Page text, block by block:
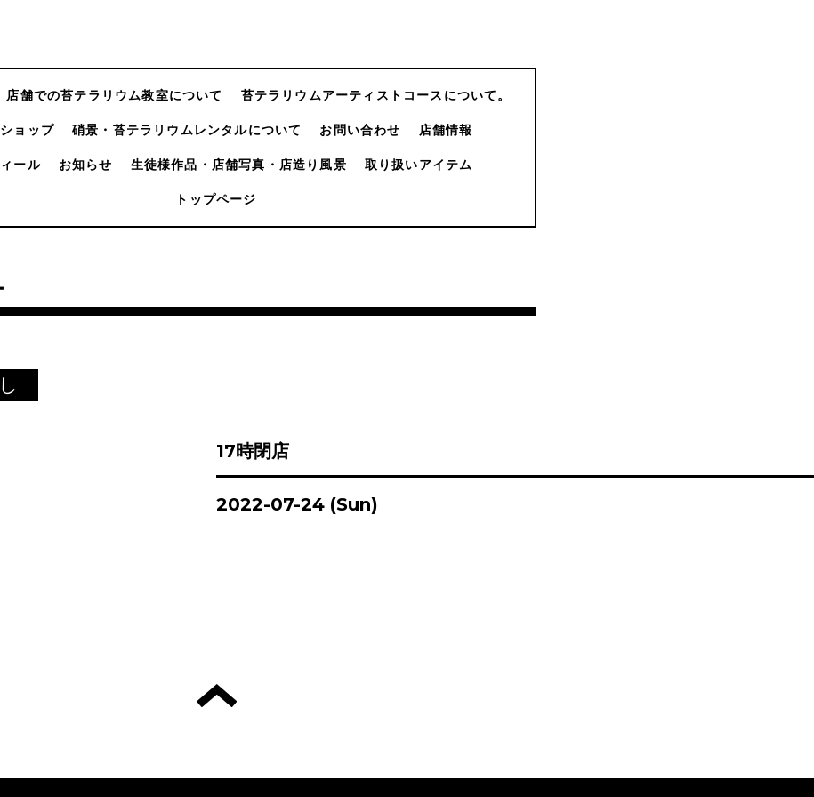
店舗での苔テラリウム教室について 苔テラリウムアーティストコースについて。
ョップ 硝景・苔テラリウムレンタルについて お問い合わせ 店舗情報
ール お知らせ 生徒様作品・店舗写真・店造り風景 取り扱いアイテム
トップページ
17時閉店
2022-07-24 (Sun)